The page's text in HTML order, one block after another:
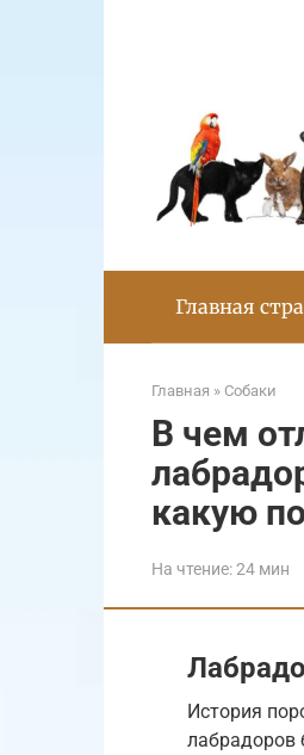
Главная
Главная » Собаки
В чем
какую
На чтение:24 мин
История
лабрадоров